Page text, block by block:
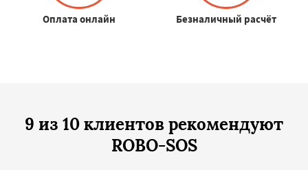
Оплата онлайн Безналичный расчёт
9 из 10 клиентов рекомендуют
ROBO-SOS